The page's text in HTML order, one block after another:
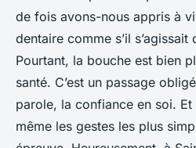
de fois avons-nous appris à
dentaire comme s’il s’agissait
Pourtant, la bouche est bien
santé. C’est un passage
parole, la confiance en soi. Et
même les gestes les plus